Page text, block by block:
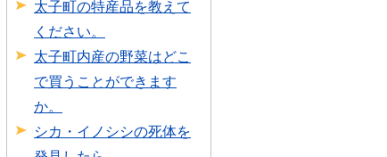
太子町の特産品を教えて
ください。
太子町内産の野菜はどこ
で買うことができます
か。
シカ・イノシシの死体を